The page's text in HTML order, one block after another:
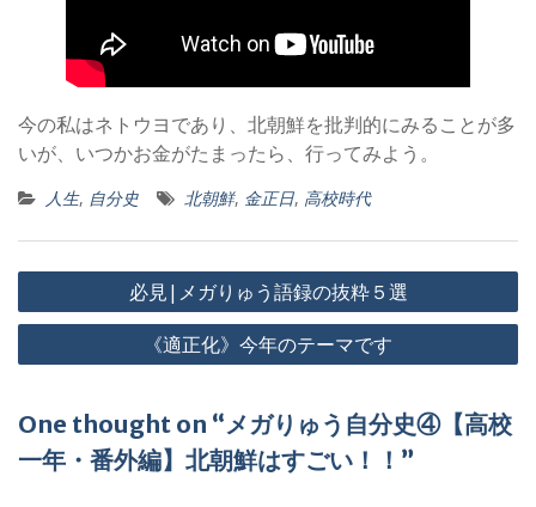
今の私はネトウヨであり、北朝鮮を批判的にみることが多
いが、いつかお金がたまったら、行ってみよう。
人生, 自分史 北朝鮮, 金正日, 高校時代
投
稿
ゲ
ー
必見|メガりゅう語録の抜粋５選
《適正化》今年のテーマです
One thought on “メガりゅう自分史④【高校
一年・番外編】北朝鮮はすごい！！”